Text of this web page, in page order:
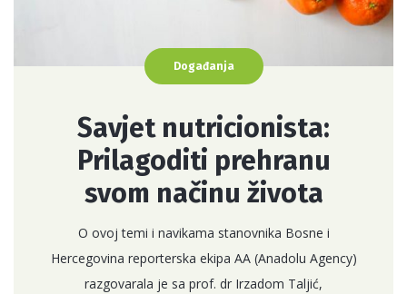
Događanja
Savjet nutricionista:
Prilagoditi prehranu
svom načinu života
O ovoj temi i navikama stanovnika Bosne i
Hercegovina reporterska ekipa AA (Anadolu Agency)
razgovarala je sa prof. dr Irzadom Taljić,